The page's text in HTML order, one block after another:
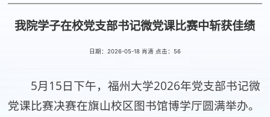
我院学子在校党支部书记微党课比赛中斩获佳绩
日期：2026-05-18 肖清 点击： 56
5月15日下午，福州大学2026年党支部书记微
党课比赛决赛在旗山校区图书馆博学厅圆满举办。